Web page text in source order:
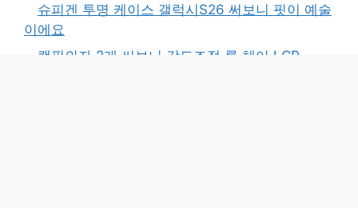
슈피겐 투명 케이스 갤럭시S26 써보니 핏이 예술
이에요
캠핑의자 2개 써보니 각도조절 롱 체어 LCP-